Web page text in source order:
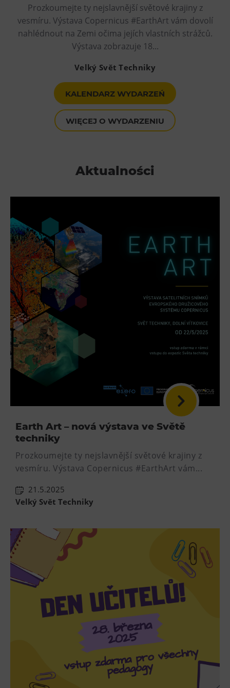
Prozkoumejte ty nejslavnější světové krajiny z
vesmíru. Výstava Copernicus #EarthArt vám dovolí
nahlédnout na Zemi očima jejích vlastních strážců.
Výstava zobrazuje 18...
Velký Svět Techniky
KALENDARZ WYDARZEŃ
WIĘCEJ O WYDARZENIU
Aktualności
Earth Art – nová výstava ve Světě
techniky
Prozkoumejte ty nejslavnější světové krajiny z
vesmíru. Výstava Copernicus #EarthArt vám...
21.5.2025
Velký Svět Techniky